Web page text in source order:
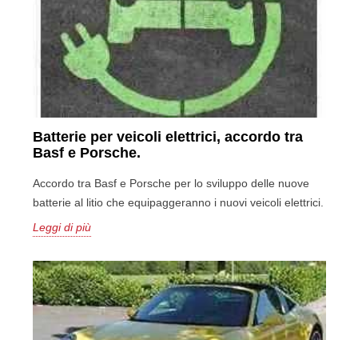
Batterie per veicoli elettrici, accordo tra
Basf e Porsche.
Accordo tra Basf e Porsche per lo sviluppo delle nuove
batterie al litio che equipaggeranno i nuovi veicoli elettrici.
Leggi di più